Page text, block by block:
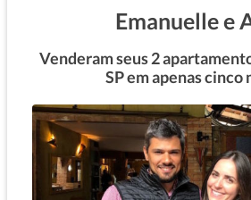
Emanuelle e
Venderam seus 2
SP em apenas cinco